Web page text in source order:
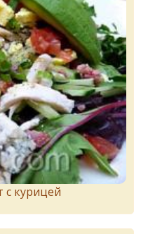
с курицей